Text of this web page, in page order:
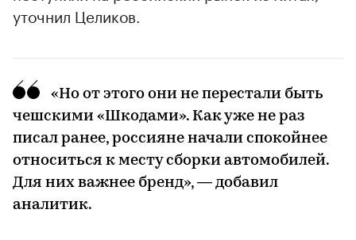
уточнил Целиков.
«Но от этого они не перестали быть
чешскими «Шкодами». Как уже не раз
писал ранее, россияне начали спокойнее
относиться к месту сборки автомобилей.
Для них важнее бренд», — добавил
аналитик.